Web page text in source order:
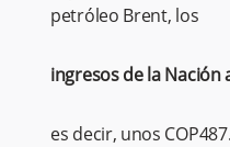
petróleo Brent, los
ingresos de la Nación
es decir, unos